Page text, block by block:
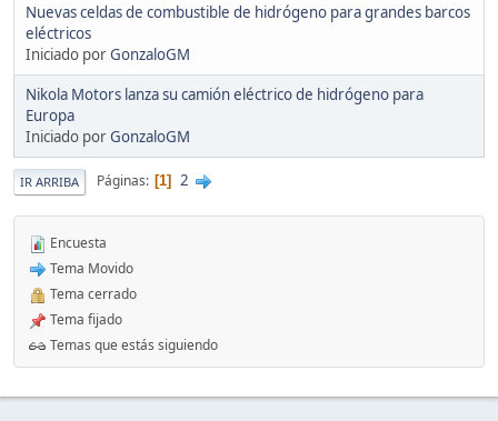
Nuevas celdas de combustible de hidrógeno para grandes barcos
eléctricos
Iniciado porGonzaloGM
Nikola Motors lanza su camión eléctrico de hidrógeno para
Europa
Iniciado porGonzaloGM
IR ARRIBA Páginas 1 2
Encuesta
Tema Movido
Tema cerrado
Tema fijado
Temas que estás siguiendo